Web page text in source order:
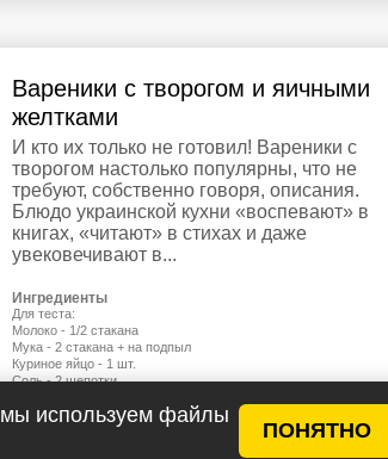
мы используем файлы
ПОНЯТНО
Вареники с творогом и яичными
желтками
И кто их только не готовил! Вареники с
творогом настолько популярны, что не
требуют, собственно говоря, описания.
Блюдо украинской кухни «воспевают» в
книгах, «читают» в стихах и даже
увековечивают в...
Ингредиенты
Для теста:
Молоко - 1/2 стакана
Мука - 2 стакана + на подпыл
Куриное яйцо - 1 шт.
Соль - 2 щепотки
Деревенский (жирный) творог - 300 г
Куриный желток - 1 шт.